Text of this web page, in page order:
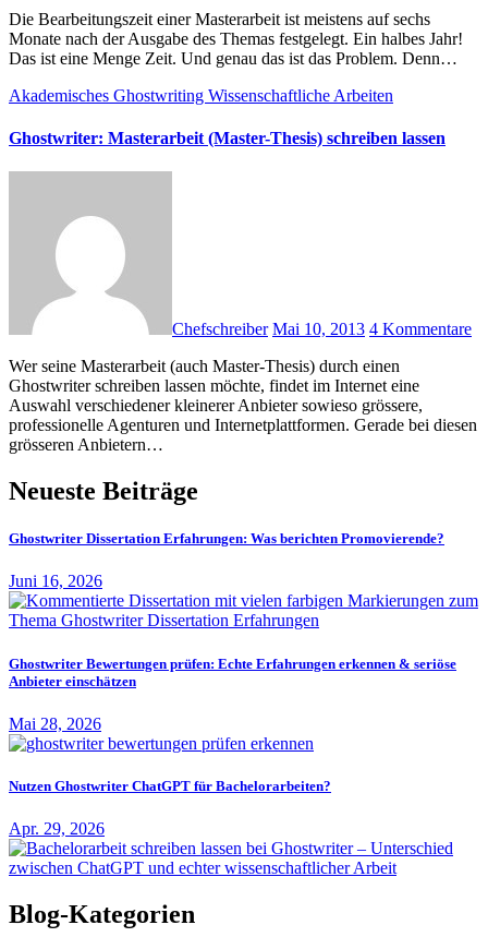
Die Bearbeitungszeit einer Masterarbeit ist meistens auf sechs
Monate nach der Ausgabe des Themas festgelegt. Ein halbes Jahr!
Das ist eine Menge Zeit. Und genau das ist das Problem. Denn…
Akademisches Ghostwriting Wissenschaftliche Arbeiten
Ghostwriter: Masterarbeit (Master-Thesis) schreiben lassen
Chefschreiber Mai 10, 2013 4 Kommentare
Wer seine Masterarbeit (auch Master-Thesis) durch einen
Ghostwriter schreiben lassen möchte, findet im Internet eine
Auswahl verschiedener kleinerer Anbieter sowieso grössere,
professionelle Agenturen und Internetplattformen. Gerade bei diesen
grösseren Anbietern…
Neueste Beiträge
Ghostwriter Dissertation Erfahrungen: Was berichten Promovierende?
Juni 16, 2026
Ghostwriter Bewertungen prüfen: Echte Erfahrungen erkennen & seriöse
Anbieter einschätzen
Mai 28, 2026
Nutzen Ghostwriter ChatGPT für Bachelorarbeiten?
Apr. 29, 2026
Blog-Kategorien